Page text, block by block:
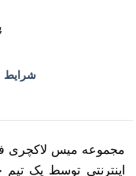
شرایط
مجموعه میس لاکچری